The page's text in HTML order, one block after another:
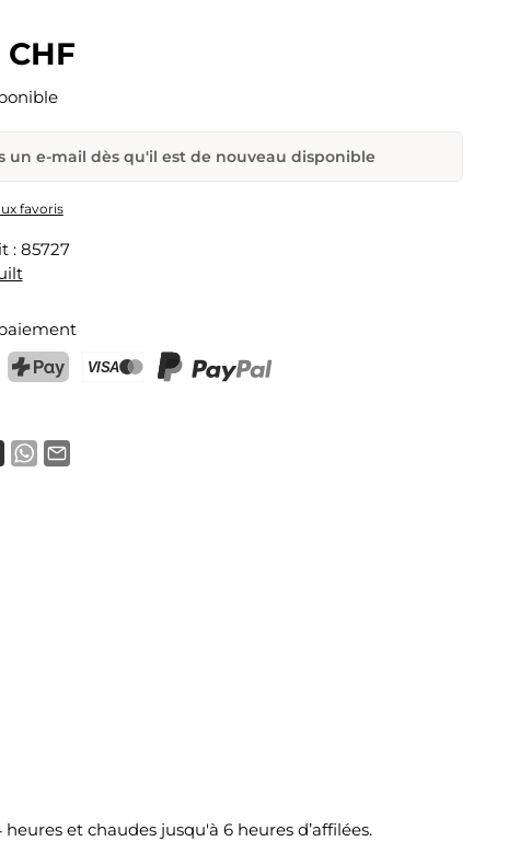
un e-mail dès qu'il est de nouveau disponible
la notification
favoris
: 85727
et chaudes jusqu'à 6 heures d’affilées.